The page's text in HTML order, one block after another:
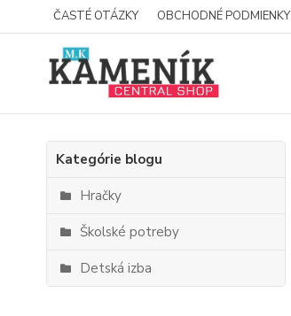
ČASTÉ OTÁZKY OBCHODNÉ PODMIENKY
Kategórie blogu
Hračky
Školské potreby
Detská izba